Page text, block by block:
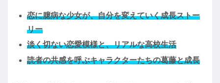
恋に臆病な少女が、自分を変えていく成長ストー
リー
淡く切ない恋愛模様と、リアルな高校生活
読者の共感を呼ぶキャラクターたちの葛藤と成長